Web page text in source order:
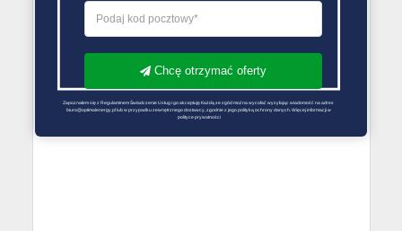
Chcę otrzymać oferty
Zapoznałem się z Regulaminem Świadczenie Usług i go akceptuję Każdą ze zgód można wycofać wysyłając wiadomość na adres
biuro@optimalenergy.pl lub w przypadku zewnętrznego dostawcy, zgodnie z jego polityką ochrony danych. Więcej informacji w
polityce prywatności